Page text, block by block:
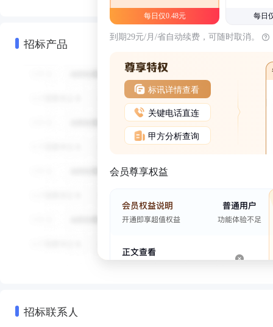
招标产品
每日仅0.48元 每日
到期29元/月/省自动续费，可随时取消。
标讯详情查看
关键电话直连
甲方分析查询
会员尊享权益
招标联系人